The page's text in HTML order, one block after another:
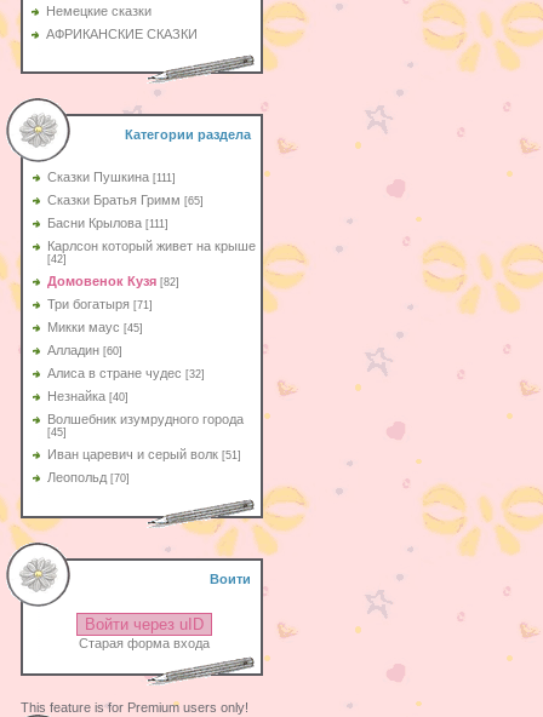
Немецкие сказки
АФРИКАНСКИЕ СКАЗКИ
Категории раздела
Сказки Пушкина [111]
Сказки Братья Гримм [65]
Басни Крылова [111]
Карлсон который живет на крыше
[42]
Домовенок Кузя [82]
Три богатыря [71]
Микки маус [45]
Алладин [60]
Aлиса в стране чудес [32]
Незнайка [40]
Волшебник изумрудного города
[45]
Иван царевич и серый волк [51]
Леопольд [70]
Воити
Войти через uID
Старая форма входа
This feature is for Premium users only!